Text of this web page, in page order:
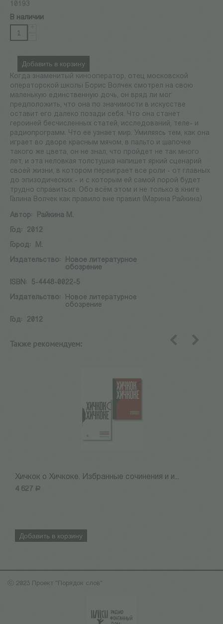
10193
В наличии
Добавить в корзину
Когда знаменитый кинооператор, отец московской
операторской школы Борис Волчек смотрел на свою
маленькую единственную дочь, он вряд ли мог
предположить, что она по значимости в искусстве
оставит его далеко позади себя. Что она станет
героиней бесчисленных статей, исследований, теле- и
радиопрограмм. Что ее узнает мир. Умиляясь тем, как она
играет во дворе красным мячом, в пальто и шапочке
такого же цвета, он не знал, что пройдет не так много
лет, и эта неловкая толстушка напишет яркий сценарий
своей жизни, в котором переиграет все роли - от главных
до эпизодических - и с которым ей самой порой будет
трудно справиться. Обо всём этом и не только в книге
Галина Волчек как правило вне правил (Марина Райкина)
Автор:
Райкина М.
Год:
2012
Город:
М.
Издательство:
Новое литературное
обозрение
ISBN:
5-4448-0022-5
Издательство:
Новое литературное
обозрение
Год:
2012
Также рекомендуем:
Хичкок о Хичкоке. Избранные сочинения и и...
4 627 Р
Добавить в корзину
ⓒ 2023 Проект "Порядок слов"